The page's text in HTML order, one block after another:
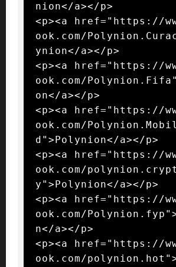
nion</a></p>
<p><a href="https://
ook.com/
ynion</a></p>
<p><a href="https://
ook.com/
on</a></p>
<p><a href="https://
ook.com/
d">Polynion</a></p>
<p><a href="https://
ook.com/
y">Polynion</a></p>
<p><a href="https://
ook.com/
n</a></p>
<p><a href="https://
ook.com/